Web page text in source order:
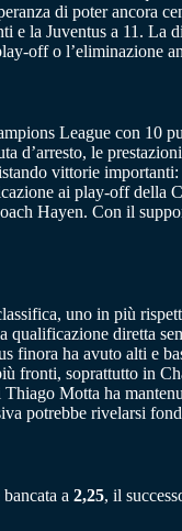
di poter ancora
la Juventus a 11. La
off o l’eliminazione
League con
d’arresto, le
vittorie
ai play-off
Hayen. Con il
uno in più
diretta
finora ha avuto alti e
soprattutto in
Motta ha
potrebbe rivelarsi
a 2,25, il